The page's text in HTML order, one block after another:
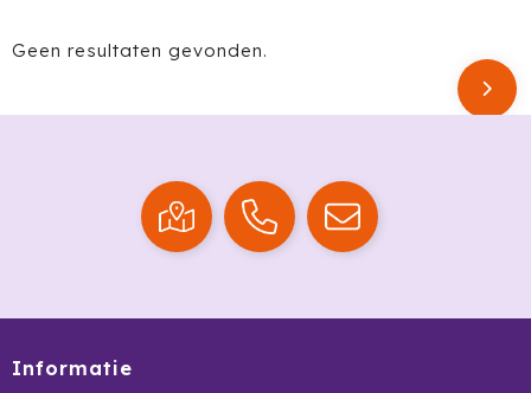
Rituals
Geen resultaten gevonden.
Informatie